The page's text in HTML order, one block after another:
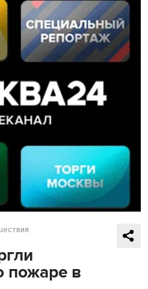
пожаре в